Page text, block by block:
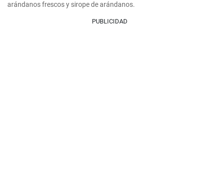
arándanos frescos y sirope de arándanos.
PUBLICIDAD